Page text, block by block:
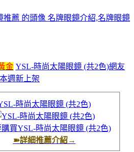
名牌眼鏡介紹,名牌眼鏡
金 YSL-時尚太陽眼鏡 (共2色)網友
本週新上架
時尚太陽眼鏡 (共2色)
➽詳細推薦介紹→